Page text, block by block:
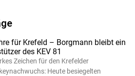
für Krefeld – Borgmann bleibt ein
des KEV 81
Zeichen für den Krefelder
Heute besiegelten